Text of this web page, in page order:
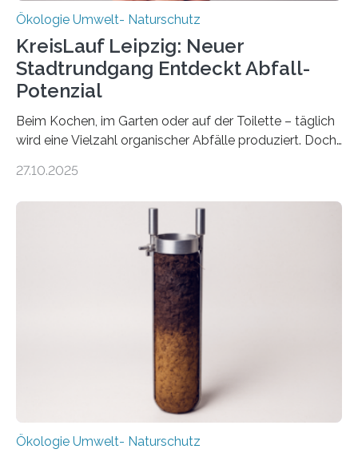
Ökologie Umwelt- Naturschutz
KreisLauf Leipzig: Neuer
Stadtrundgang Entdeckt Abfall-
Potenzial
Beim Kochen, im Garten oder auf der Toilette – täglich
wird eine Vielzahl organischer Abfälle produziert. Doch
Potenzial nur dann entfalten können, wenn sie in
Veränderung der Wirtschaft wichtig ist, zeigt der vom
Deutschen Biomasseforschungszentrum und der
Stadtreinigung Leipzig konzipierte und am 24. Oktober
2025 offiziell eingeweihte Stadtrundgang „KreisLauf“. Er
ist ab sofort im Leipziger Stadtgebiet…
27.10.2025
Ökologie Umwelt- Naturschutz